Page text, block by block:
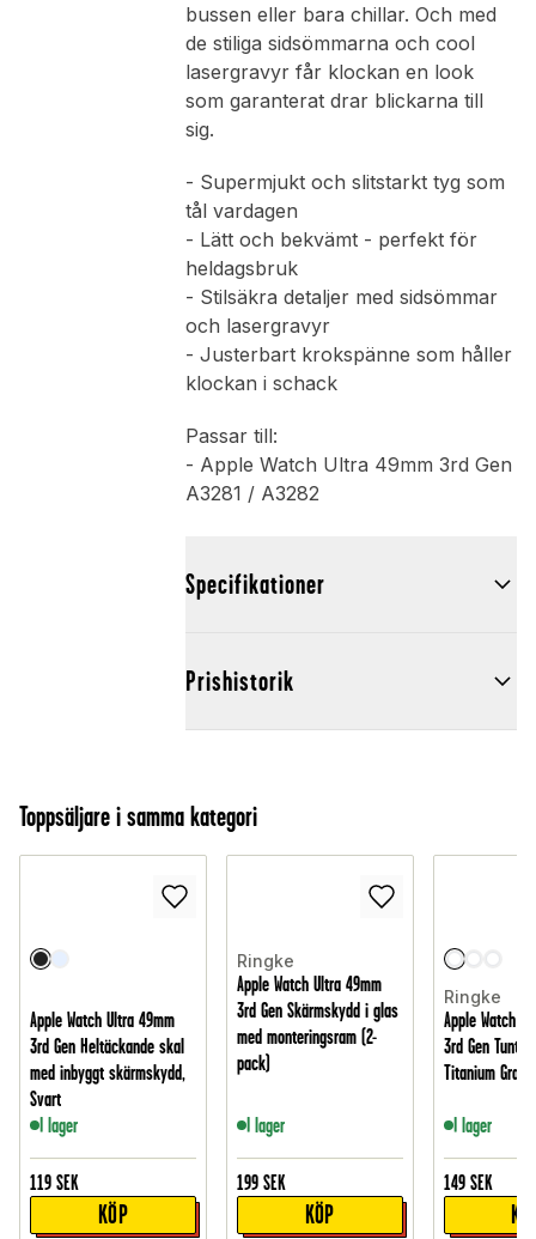
bussen eller bara chillar. Och med
de stiliga sidsömmarna och cool
lasergravyr får klockan en look
som garanterat drar blickarna till
sig.
- Supermjukt och slitstarkt tyg som
tål vardagen
- Lätt och bekvämt - perfekt för
heldagsbruk
- Stilsäkra detaljer med sidsömmar
och lasergravyr
- Justerbart krokspänne som håller
klockan i schack
Passar till:
- Apple Watch Ultra 49mm 3rd Gen
A3281 / A3282
Specifikationer
Prishistorik
Toppsäljare i samma kategori
Apple Watch Ultra 49mm
3rd Gen Heltäckande skal
med inbyggt skärmskydd,
Svart
I lager
119 SEK
KÖP
Ringke
Apple Watch Ultra 49mm
3rd Gen Skärmskydd i glas
med monteringsram (2-
pack)
I lager
199 SEK
KÖP
Ringke
Apple Watch
3rd Gen Tunt
Titanium Gray/
I lager
149 SEK